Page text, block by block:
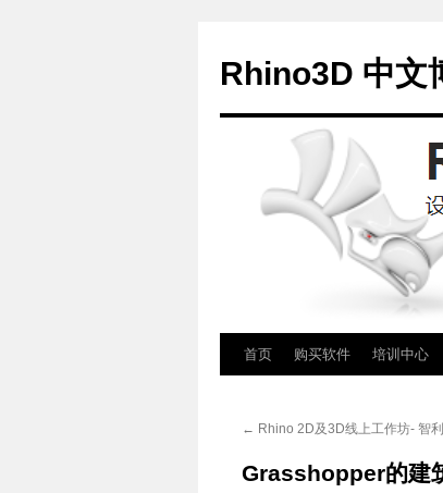
Rhino3D 中文
文
首页 购买软件 培训中心
← Rhino 2D及3D线上工作坊- 智利
Grasshopper的建